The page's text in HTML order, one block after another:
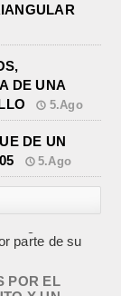
DE UNA
5.Ago
DE UN
5.Ago
POR EL
Y UN
205